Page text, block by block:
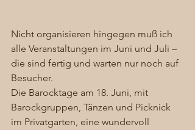
Nicht organisieren hingegen muß ich
alle Veranstaltungen im Juni und Juli –
die sind fertig und warten nur noch auf
Besucher.
Die Barocktage am 18. Juni, mit
Barockgruppen, Tänzen und Picknick
im Privatgarten, eine wundervoll